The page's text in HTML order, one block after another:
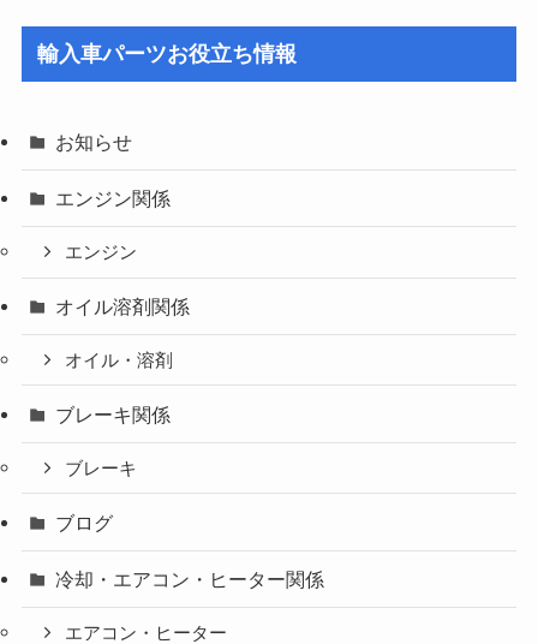
輸入車パーツお役立ち情報
お知らせ
エンジン関係
エンジン
オイル溶剤関係
オイル・溶剤
ブレーキ関係
ブレーキ
ブログ
冷却・エアコン・ヒーター関係
エアコン・ヒーター